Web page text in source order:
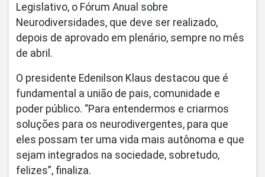
Legislativo, o Fórum Anual sobre
Neurodiversidades, que deve ser realizado,
depois de aprovado em plenário, sempre no mês
de abril.
O presidente Edenilson Klaus destacou que é
fundamental a união de pais, comunidade e
poder público. “Para entendermos e criarmos
soluções para os neurodivergentes, para que
eles possam ter uma vida mais autônoma e que
sejam integrados na sociedade, sobretudo,
felizes”, finaliza.